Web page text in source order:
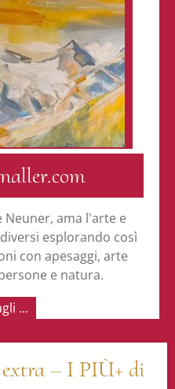
Neuner, ama l'arte e
esplorando così
con apesaggi, arte
e natura.
...
– I PIÙ+ di